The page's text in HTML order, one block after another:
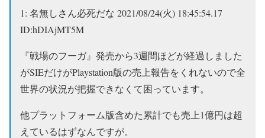
1: 名無しさん必死だな 2021/08/24(火) 18:45:54.17
ID:hDIAjMT5M
『戦場のフーガ』発売から3週間ほどが経過しました
がSIEだけがPlaystation版の売上報告をくれないので全
世界の状況が把握できなくて困っています。
他プラットフォーム版含めた累計でも売上1億円は超
えているはずなんですが。